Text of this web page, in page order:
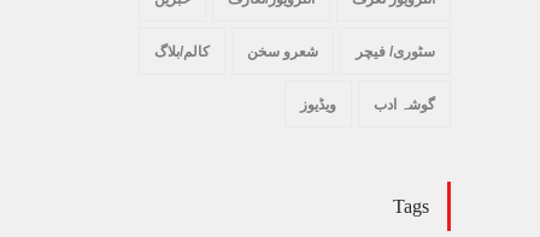
سٹوری/ فیچر شعرو سخن کالم/بلاگ
گوشہ ادب ویڈیوز
Tags